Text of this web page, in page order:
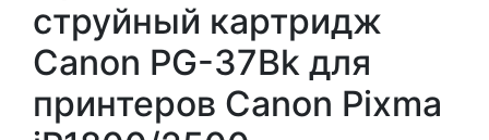
струйный картридж
Canon PG-37Bk для
принтеров Canon Pixma